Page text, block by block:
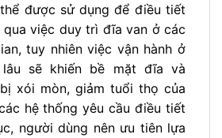
được sử dụng để điều tiết
việc duy trì đĩa van ở các
tuy nhiên việc vận hành ở
sẽ khiến bề mặt đĩa và
xói mòn, giảm tuổi thọ của
hệ thống yêu cầu điều tiết
người dùng nên ưu tiên lựa